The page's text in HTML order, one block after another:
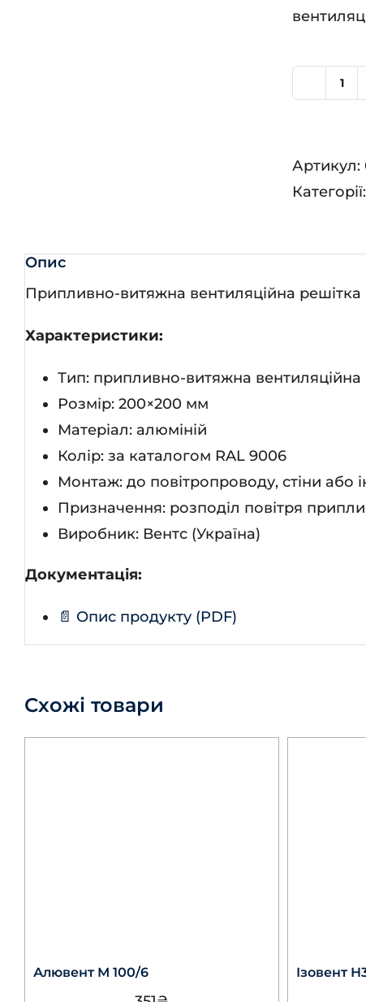
Артикул:
Категорії:
Опис
Припливно-витяжна вентиляційна
Характеристики:
Тип: припливно-витяжна
Розмір: 200×200 мм
Матеріал: алюміній
Колір: за каталогом RAL 9006
Монтаж: до повітропроводу, стіни або
Призначення: розподіл повітря
Виробник: Вентс (Україна)
Документація:
📄 Опис продукту (PDF)
Схожі товари
Алювент М 100/6 Ізовент